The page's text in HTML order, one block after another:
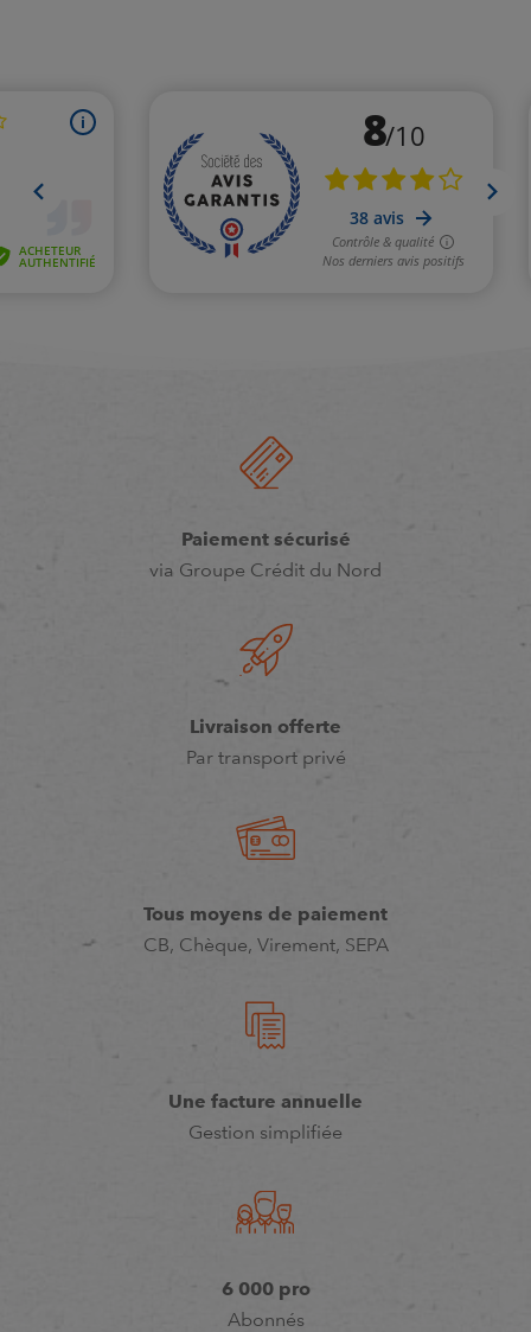
Paiement sécurisé
via Groupe Crédit du Nord
Livraison offerte
Par transport privé
Tous moyens de paiement
CB, Chèque, Virement, SEPA
Une facture annuelle
Gestion simplifiée
6 000 pro
Abonnés